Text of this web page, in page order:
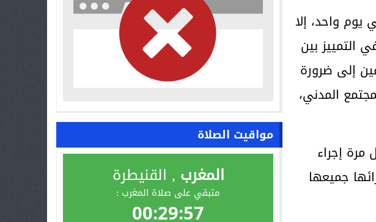
يوم واحد، إلا
التمييز بين
إلى ضرورة
المدني،
إجراء
جميعها
مواقيت الصلاة